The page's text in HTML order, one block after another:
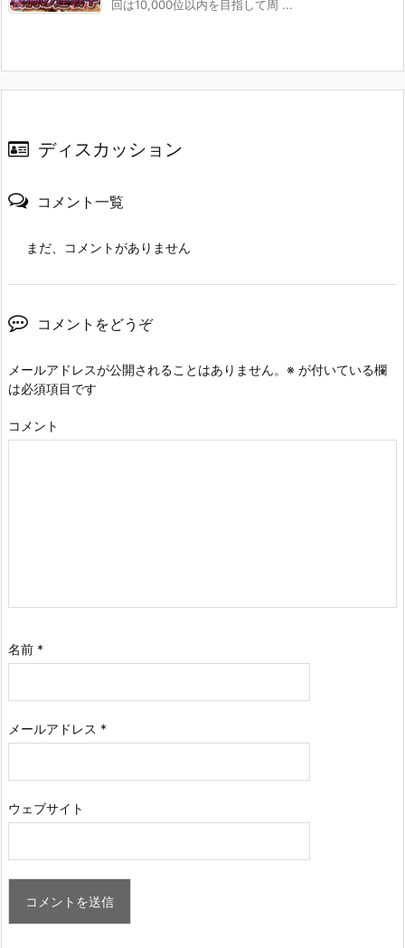
回は10,000位以内を目指して周 ...
ディスカッション
コメント一覧
まだ、コメントがありません
コメントをどうぞ
メールアドレスが公開されることはありません。 ※ が付いている欄
は必須項目です
コメント
名前 *
メールアドレス *
ウェブサイト